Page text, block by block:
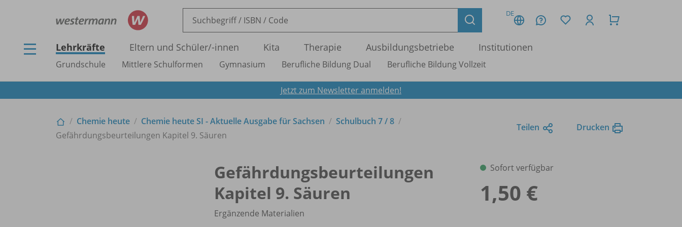
DE
Lehrkräfte Eltern und Schüler/-innen Kita Therapie Ausbildungsbetriebe Institutionen
Grundschule Mittlere Schulformen Gymnasium Berufliche Bildung Dual Berufliche Bildung Vollzeit
Jetzt zum Newsletter anmelden!
Chemie heute Chemie heute SI - Aktuelle Ausgabe für Sachsen Schulbuch 7 /8
Gefährdungsbeurteilungen Kapitel 9. Säuren
Teilen Drucken
Gefährdungsbeurteilungen
Kapitel 9. Säuren
Ergänzende Materialien
Sofort verfügbar
1,50 €